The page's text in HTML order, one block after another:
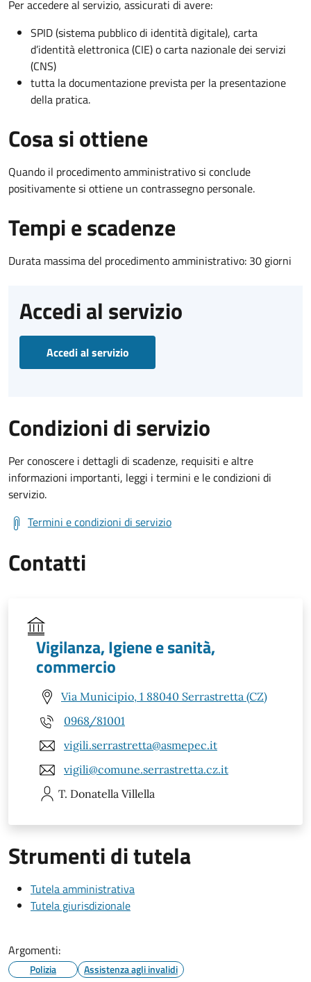
Per accedere al servizio, assicurati di avere:
SPID (sistema pubblico di identità digitale), carta
d’identità elettronica (CIE) o carta nazionale dei servizi
(CNS)
tutta la documentazione prevista per la presentazione
della pratica.
Cosa si ottiene
Quando il procedimento amministrativo si conclude
positivamente si ottiene un contrassegno personale.
Tempi e scadenze
Durata massima del procedimento amministrativo: 30 giorni
Accedi al servizio
Accedi al servizio
Condizioni di servizio
Per conoscere i dettagli di scadenze, requisiti e altre
informazioni importanti, leggi i termini e le condizioni di
servizio.
Termini e condizioni di servizio
Contatti
Vigilanza, Igiene e sanità,
commercio
Via Municipio, 1 88040 Serrastretta (CZ)
0968/81001
vigili.serrastretta@asmepec.it
vigili@comune.serrastretta.cz.it
T. Donatella Villella
Strumenti di tutela
Tutela amministrativa
Tutela giurisdizionale
Argomenti:
Polizia Assistenza agli invalidi